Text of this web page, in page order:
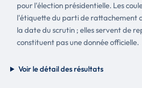
pour l'élection présidentielle. Les
l'étiquette du parti de rattachement
la date du scrutin ; elles servent de
constituent pas une donnée officielle.
Voir le détail des résultats